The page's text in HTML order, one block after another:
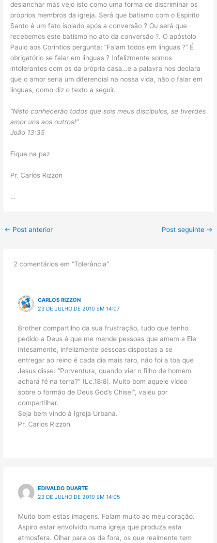
deslanchar mas vejo isto como uma forma de discriminar os
proprios membros da igreja. Será que batismo com o Espirito
Santo é um fato isolado após a conversão ? Ou será que
recebemos este batismo no ato da conversão ?. O apóstolo
Paulo aos Corintios pergunta; “Falam todos em linguas ?” É
obrigatório se falar em linguas ? Infelizmente somos
intolerantes com os da própria casa…e a palavra nos declara
que o amor seria um diferencial na nossa vida, não o falar em
linguas, como diz o texto a seguir.
“Nisto conhecerão todos que sois meus discípulos, se tiverdes
amor uns aos outros!”
João 13:35
Fique na paz
Pr. Carlos Rizzon
…
← Post anterior Post seguinte →
2 comentários em “Tolerância”
CARLOS RIZZON
23 DE JULHO DE 2010 EM 14:07
Brother compartilho da sua frustração, tudo que tenho
pedido a Deus é que me mande pessoas que amem a Ele
intesamente, infelizmente pessoas dispostas a se
entregar ao reino é cada dia mais raro, não foi a toa que
Jesus disse: “Porventura, quando vier o filho de homem
achará fé na terra?” (Lc.18:8). Muito bom aquele vídeo
sobre o formão de Deus God’s Chisel”, valeu por
compartilhar.
Seja bem vindo à Igreja Urbana.
Pr. Carlos Rizzon
EDIVALDO DUARTE
23 DE JULHO DE 2010 EM 14:05
Muito bom estas imagens. Falam muito ao meu coração.
Aspiro estar envolvido numa igreja que produza esta
atmosfera. Olhar para os de fora, os que realmente tem